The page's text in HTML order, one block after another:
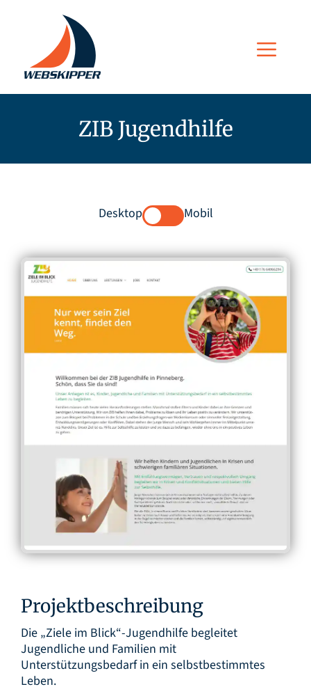
ZIB Jugendhilfe
Desktop Mobil
Projektbeschreibung
Die „Ziele im Blick“-Jugendhilfe begleitet
Jugendliche und Familien mit
Unterstützungsbedarf in ein selbstbestimmtes
Leben.